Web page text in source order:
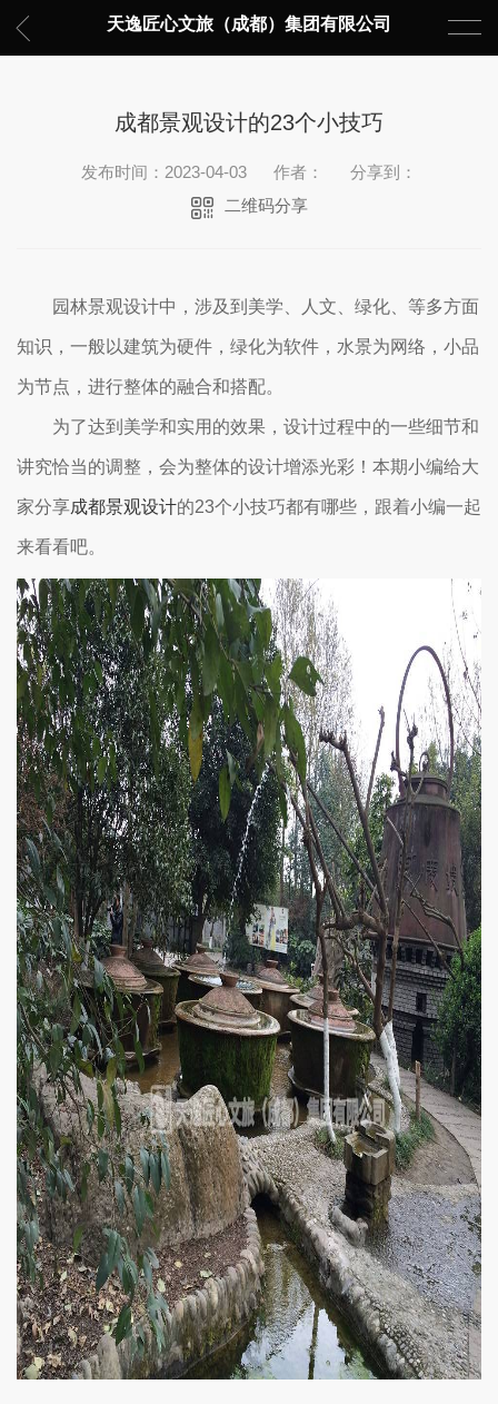
天逸匠心文旅（成都）集团有限公司
成都景观设计的23个小技巧
发布时间：2023-04-03 作者：
分享到：
二维码分享
园林景观设计中，涉及到美学、人文、绿化、等多方面
知识，一般以建筑为硬件，绿化为软件，水景为网络，小品
为节点，进行整体的融合和搭配。
为了达到美学和实用的效果，设计过程中的一些细节和
讲究恰当的调整，会为整体的设计增添光彩！本期小编给大
家分享成都景观设计的23个小技巧都有哪些，跟着小编一起
来看看吧。